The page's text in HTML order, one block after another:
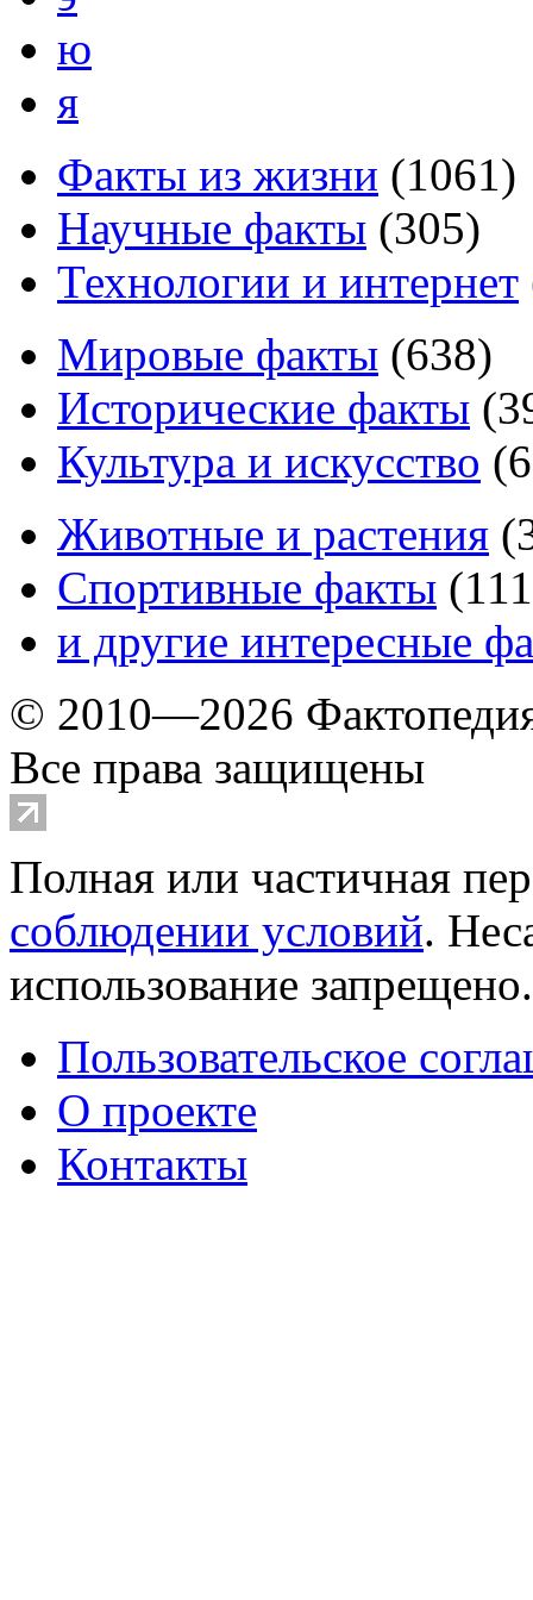
ю
я
Факты из жизни (1061)
Научные факты (305)
Технологии и интернет
Мировые факты (638)
Исторические факты (
Культура и искусство (
Животные и растения (
Спортивные факты (111
и другие интересные
© 2010—2026
Все права защищены
Полная или частичная
соблюдении условий.
использование
Пользовательское
О проекте
Контакты